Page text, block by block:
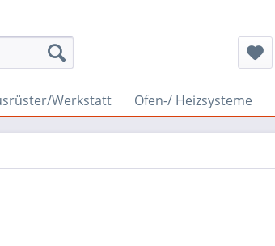
Werkstatt Ofen-/ Heizsysteme